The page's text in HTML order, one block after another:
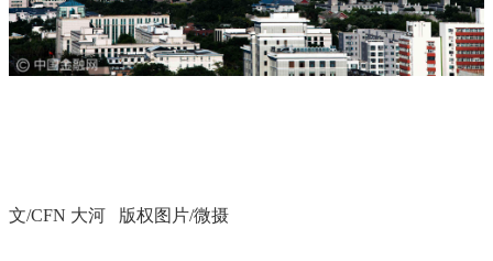
文/CFN 大河 版权图片/微摄